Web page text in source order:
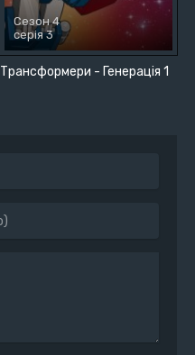
Трансформери - Генерація 1
Сезон 4
серія 3